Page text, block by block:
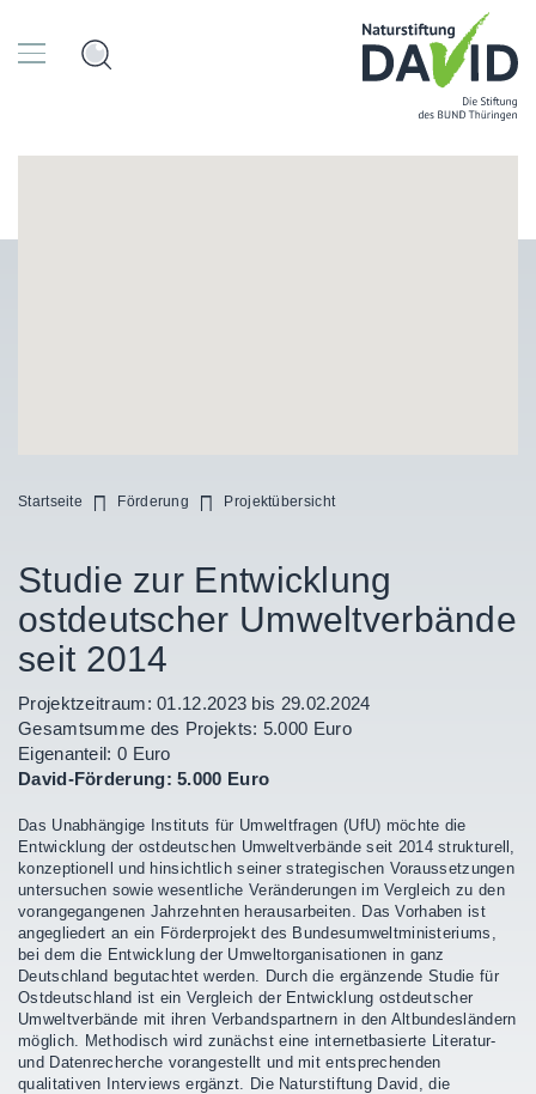
Startseite Förderung Projektübersicht
Studie zur Entwicklung
ostdeutscher Umweltverbände
seit 2014
Projektzeitraum: 01.12.2023 bis 29.02.2024
Gesamtsumme des Projekts: 5.000 Euro
Eigenanteil: 0 Euro
David-Förderung: 5.000 Euro
Das Unabhängige Instituts für Umweltfragen (UfU) möchte die
Entwicklung der ostdeutschen Umweltverbände seit 2014 strukturell,
konzeptionell und hinsichtlich seiner strategischen Voraussetzungen
untersuchen sowie wesentliche Veränderungen im Vergleich zu den
vorangegangenen Jahrzehnten herausarbeiten. Das Vorhaben ist
angegliedert an ein Förderprojekt des Bundesumweltministeriums,
bei dem die Entwicklung der Umweltorganisationen in ganz
Deutschland begutachtet werden. Durch die ergänzende Studie für
Ostdeutschland ist ein Vergleich der Entwicklung ostdeutscher
Umweltverbände mit ihren Verbandspartnern in den Altbundesländern
möglich. Methodisch wird zunächst eine internetbasierte Literatur-
und Datenrecherche vorangestellt und mit entsprechenden
qualitativen Interviews ergänzt. Die Naturstiftung David, die